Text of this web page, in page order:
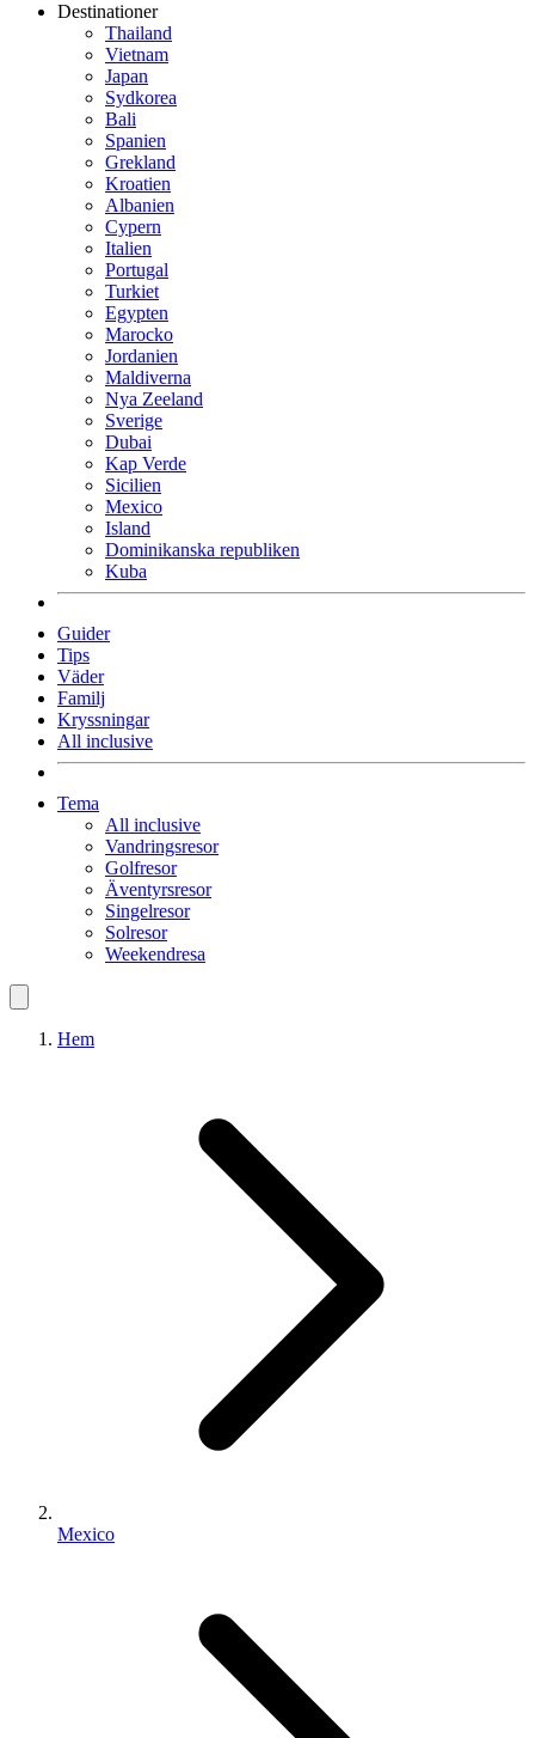
Destinationer
Thailand
Vietnam
Japan
Sydkorea
Bali
Spanien
Grekland
Kroatien
Albanien
Cypern
Italien
Portugal
Turkiet
Egypten
Marocko
Jordanien
Maldiverna
Nya Zeeland
Sverige
Dubai
Kap Verde
Sicilien
Mexico
Island
Dominikanska republiken
Kuba
Guider
Tips
Väder
Familj
Kryssningar
All inclusive
Tema
All inclusive
Vandringsresor
Golfresor
Äventyrsresor
Singelresor
Solresor
Weekendresa
Hem
Mexico